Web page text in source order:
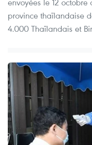
province thaïlandaise
4.000 Thaïlandais et